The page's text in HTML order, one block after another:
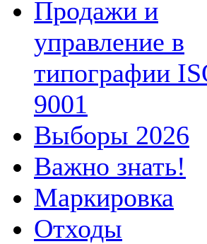
Продажи и
управление в
типографии
9001
Выборы 2026
Важно знать!
Маркировка
Отходы